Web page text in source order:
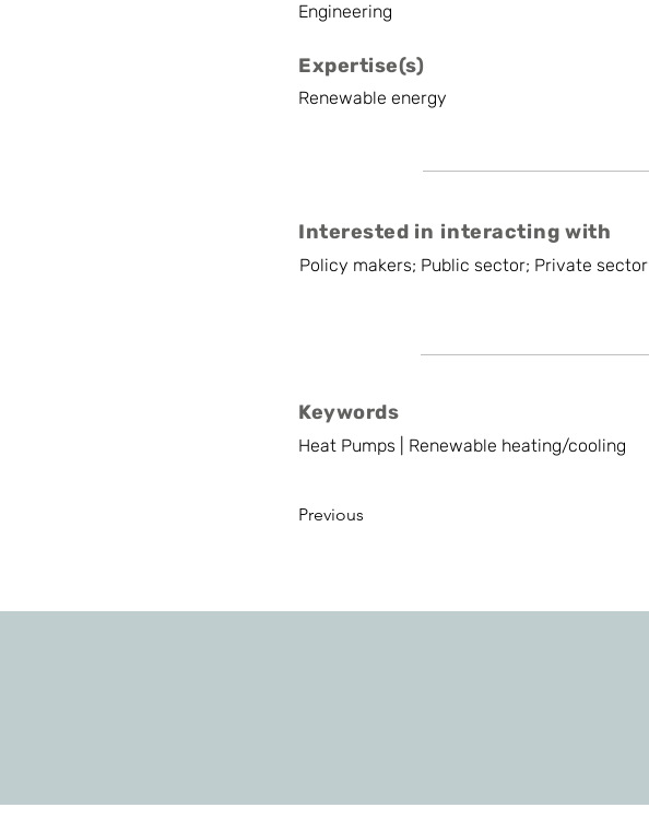
Engineering
Expertise(s)
Renewable energy
Interested in interacting with
Policy makers; Public sector; Private sector
Keywords
Heat Pumps | Renewable heating/cooling
Previous